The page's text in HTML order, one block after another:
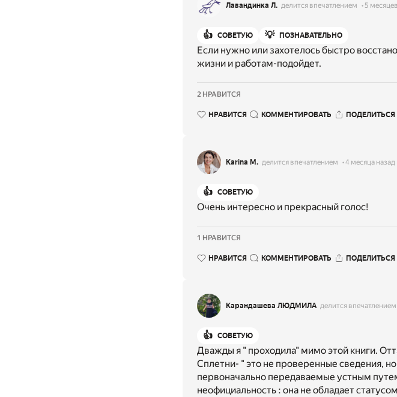
Лавандинка Л. делится впечатлением 5
👍 СОВЕТУЮ 💡 ПОЗНАВАТЕЛЬНО
Если нужно или захотелось быстро
жизни и работам-подойдет.
2 НРАВИТСЯ
НРАВИТСЯ КОММЕНТИРОВАТЬ ПОДЕЛИТЬСЯ
Karina M. делится впечатлением 4 месяца назад
👍 СОВЕТУЮ
Очень интересно и прекрасный голос!
1 НРАВИТСЯ
НРАВИТСЯ КОММЕНТИРОВАТЬ ПОДЕЛИТЬСЯ
Карандашева ЛЮДМИЛА делится впечатлением
👍 СОВЕТУЮ
Дважды я " проходила" мимо этой книги.
Сплетни- " это не проверенные сведения,
первоначально передаваемые устным
неофициальность : она не обладает